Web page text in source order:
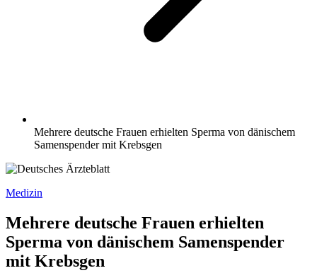
Mehrere deutsche Frauen erhielten Sperma von dänischem
Samenspender mit Krebsgen
Medizin
Mehrere deutsche Frauen erhielten
Sperma von dänischem Samenspender
mit Krebsgen